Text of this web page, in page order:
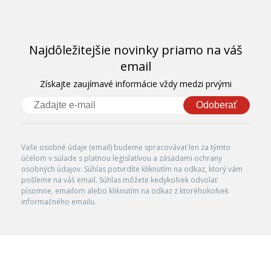
Najdôležitejšie novinky priamo na váš
email
Získajte zaujímavé informácie vždy medzi prvými
Odoberať
Vaše osobné údaje (email) budeme spracovávať len za týmto
účelom v súlade s platnou legislatívou a zásadami ochrany
osobných údajov. Súhlas potvrdíte kliknutím na odkaz, ktorý vám
pošleme na váš email. Súhlas môžete kedykoľvek odvolať
písomne, emailom alebo kliknutím na odkaz z ktoréhokoľvek
informačného emailu.